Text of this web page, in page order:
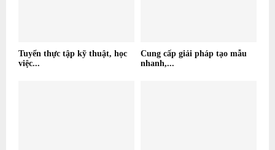
Tuyển thực tập kỹ thuật, học
việc...
Cung cấp giải pháp tạo mẫu
nhanh,...